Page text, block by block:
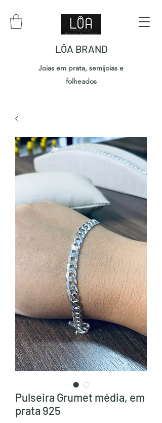
LÔA BRAND
Joias em prata, semijoias e
folheados
Pulseira Grumet média, em
prata 925